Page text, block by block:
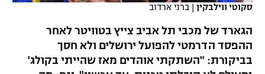
תוצאות
לוח שידורים
הפועל חיפה
ליגה הולנדית
ליגה טורקית
ליגה סינית
שחייה
ג'ודו
אגרוף
סקוטי ווילבקין | ברני ארדוב‎
הגארד של מכבי תל אביב צייץ בטוויטר לאחר
ההפסד הדרמטי להפועל ירושלים ולא חסך
בביקורת: "השתקתי אוהדים מאז שהייתי בקולג'